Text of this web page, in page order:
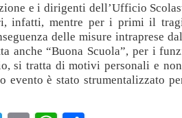
e i dirigenti dell’Ufficio
infatti, mentre per i primi il
delle misure intraprese
anche “Buona Scuola”, per i
si tratta di motivi personali e
evento è stato strumentalizzato